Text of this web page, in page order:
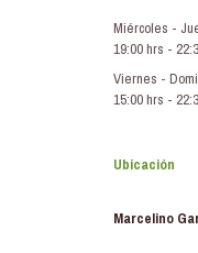
Miércoles -
19:00 hrs -
Viernes -
15:00 hrs -
Ubicación
Marcelino